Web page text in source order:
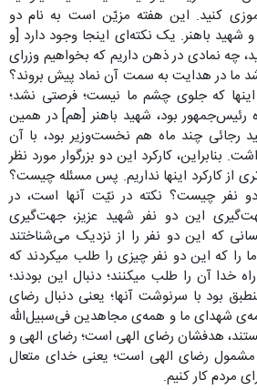
کنید. این هفته مزیّن است به نام دو
شهید باهنر. یک نکته‌ای اینجا وجود دارد [و
چه نمادی در ذهن داریم که بخواهیم وزرای
ما در هدایت به سمت آن نماد پیش بروند؟
که جلوی چشم ما نیست؛ فرصتی نشد؛
بود، شهید باهنر [هم] در همین
رجائی چند ماه هم نخست‌وزیر بود، با آن
بنابراین، کارکرد این دو بزرگوار مورد نظر
از کارکرد اینها نداریم. پس مسئله چیست؟
نفر چیست؟ نکته در نیّت آنها است، در
این دو نفر شهید عزیز، جهت‌گیری
که این دو نفر را از نزدیک می‌شناختند
که این دو نفر چیزی را طلب میکردند که
خدا آن را طلب میکنند؛ دنبال این بودند؛
بود با سرنوشت آنها؛ یعنی دنبال رضای
شهدای ما و همه‌ی مجاهدین فی‌سبیل‌الله
هدفشان رضای الهی است؛ رضای الهی و
مشمول رضای الهی است؛ یعنی خدای متعال
مردم کار کنیم.